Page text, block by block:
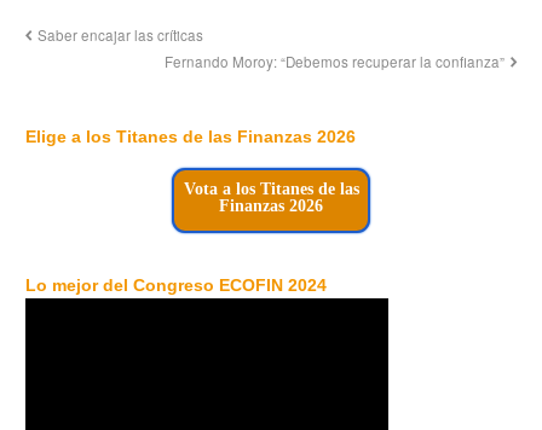
Saber encajar las críticas
Fernando Moroy: “Debemos recuperar la confianza”
Elige a los Titanes de las Finanzas 2026
Vota a los Titanes de las
Finanzas 2026
Lo mejor del Congreso ECOFIN 2024